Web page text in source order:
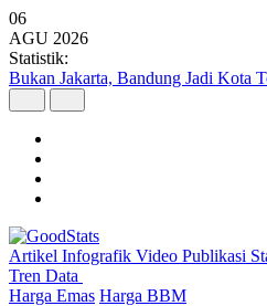
06
AGU 2026
Statistik:
Argo Merbabu Catat Penumpang
Argo pada Semester I 2026
ArtikelInfografik
Tren Data